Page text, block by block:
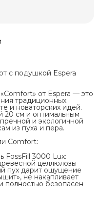
с подушкой Espera
от Espera — это
традиционных
и новаторских идей.
20 см и оптимальным
и экологичной
из пуха и пера.
Comfort:
FossFill 3000 Lux:
целлюлозы
пух дарит ощущение
не накапливает
полностью безопасен